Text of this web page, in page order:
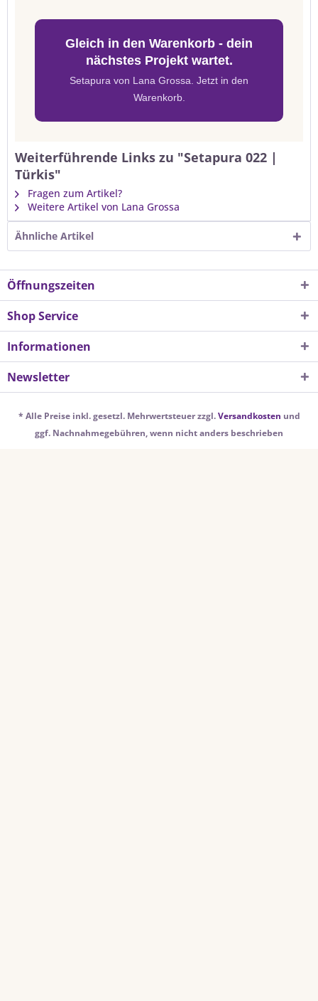
Gleich in den Warenkorb - dein
nächstes Projekt wartet.
Setapura von Lana Grossa. Jetzt in den
Warenkorb.
Weiterführende Links zu "Setapura 022 |
Türkis"
Fragen zum Artikel?
Weitere Artikel von Lana Grossa
Ähnliche Artikel
Öffnungszeiten
Shop Service
Informationen
Newsletter
* Alle Preise inkl. gesetzl. Mehrwertsteuer zzgl.Versandkosten und
ggf. Nachnahmegebühren, wenn nicht anders beschrieben